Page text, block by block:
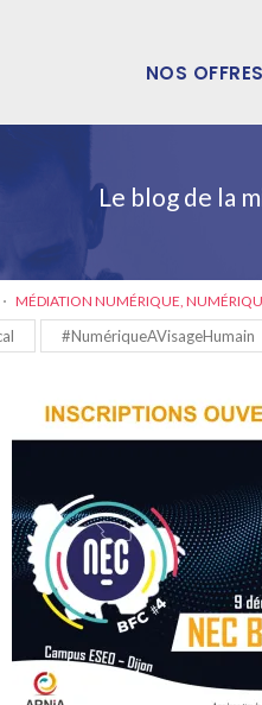
NOS
MÉDIATION NUMÉRIQUE
Le blog de la
#NumériqueAVisageHumain